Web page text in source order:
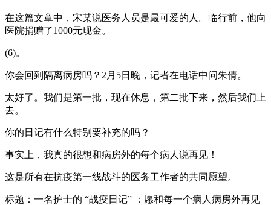
在这篇文章中，宋某说医务人员是最可爱的人。临行前，他向
医院捐赠了1000元现金。
(6)。
你会回到隔离病房吗？2月5日晚，记者在电话中问朱倩。
太好了。我们是第一批，现在休息，第二批下来，然后我们上
去。
你的日记有什么特别要补充的吗？
事实上，我真的很想和病房外的每个病人说再见！
这是所有在抗疫第一线战斗的医务工作者的共同愿望。
标题：一名护士的 “战疫日记” ：愿和每一个病人病房外再见